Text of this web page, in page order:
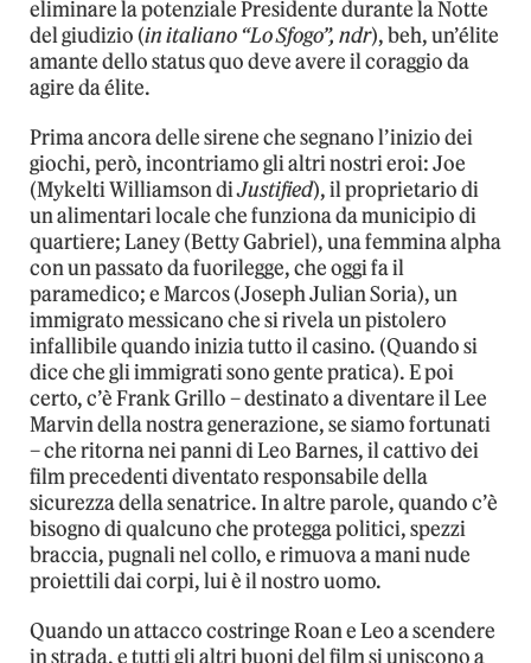
eliminare la potenziale Presidente durante la Notte
del giudizio (in italiano “Lo Sfogo”, ndr), beh, un’élite
amante dello status quo deve avere il coraggio da
agire da élite.
Prima ancora delle sirene che segnano l’inizio dei
giochi, però, incontriamo gli altri nostri eroi: Joe
(Mykelti Williamson diJustified), il proprietario di
un alimentari locale che funziona da municipio di
quartiere; Laney (Betty Gabriel), una femmina alpha
con un passato da fuorilegge, che oggi fa il
paramedico; e Marcos (Joseph Julian Soria), un
immigrato messicano che si rivela un pistolero
infallibile quando inizia tutto il casino. (Quando si
dice che gli immigrati sono gente pratica). E poi
certo, c’è Frank Grillo – destinato a diventare il Lee
Marvin della nostra generazione, se siamo fortunati
– che ritorna nei panni di Leo Barnes, il cattivo dei
film precedenti diventato responsabile della
sicurezza della senatrice. In altre parole, quando c’è
bisogno di qualcuno che protegga politici, spezzi
braccia, pugnali nel collo, e rimuova a mani nude
proiettili dai corpi, lui è il nostro uomo.
Quando un attacco costringe Roan e Leo a scendere
in strada, e tutti gli altri buoni del film si uniscono a